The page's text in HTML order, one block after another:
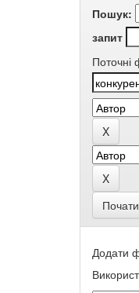
Пошук:
запит
Поточні
Додати